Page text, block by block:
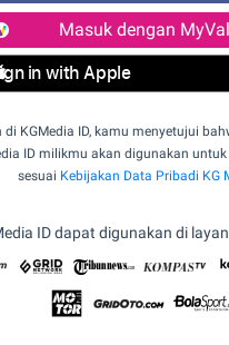
Masuk dengan
in with Apple
di KGMedia ID, kamu menyetujui
ID milikmu akan digunakan
sesuai Kebijakan Data Pribadi KG
ID dapat digunakan di